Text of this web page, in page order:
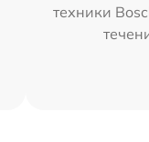
техники